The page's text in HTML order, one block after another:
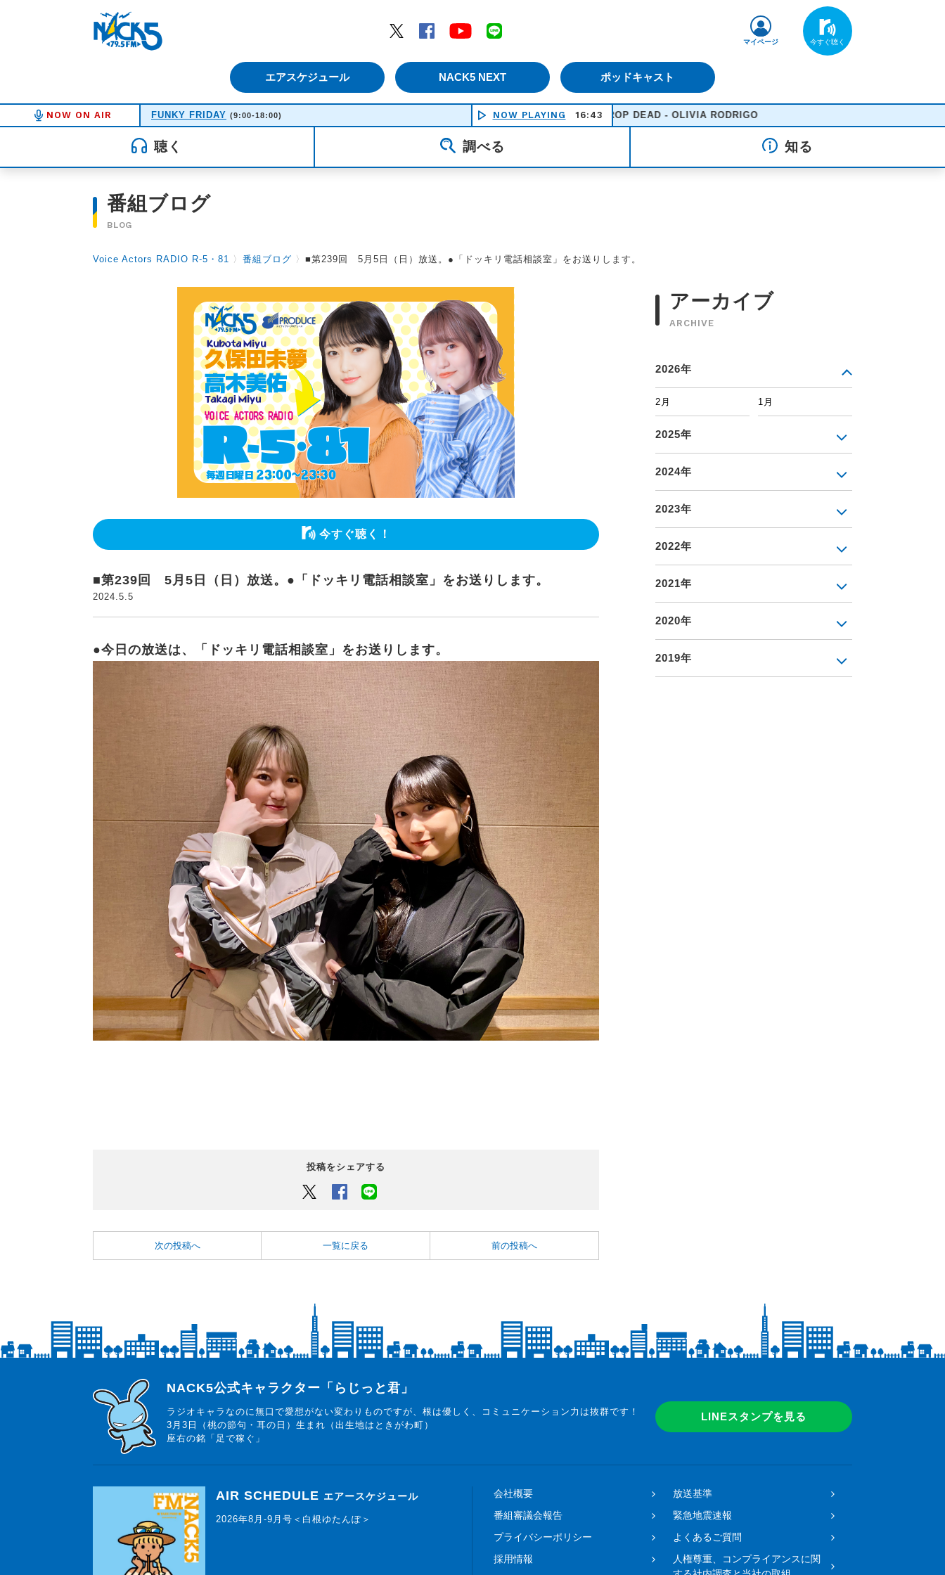
Twitter
Facebook YouTube
エアスケジュール NACK5 NEXT ポッドキャスト
マイページ
NOW ON AIR FUNKY FRIDAY (9:00-18:00) NOW PLAYING 16:43
DROP DEAD - OLIVIA RODRIGO
聴く 調べる 知る
番組ブログ
BLOG
Voice Actors RADIO R-5・81 〉 番組ブログ 〉 ■第239回 5月5日（日）放送。●「ドッキリ電話相談室」をお送りします。
今すぐ聴く！
■第239回 5月5日（日）放送。●「ドッキリ電話相談室」をお送りします。
2024.5.5
●今日の放送は、 「ドッキリ電話相談室」をお送りします。
投稿をシェアする
Twitter Facebook
次の投稿へ 一覧に戻る 前の投稿へ
アーカイブ
ARCHIVE
2026年
2月 1月
2025年
2024年
2023年
2022年
2021年
2020年
2019年
らじっと君
NACK5公式キャラクター「らじっと君」
ラジオキャラなのに無口で愛想がない変わりものですが、根は優しく、コミュニケーション力は抜群です！
3月3日（桃の節句・耳の日）生まれ（出生地はときがわ町）
座右の銘「足で稼ぐ」
LINEスタンプを見る
AIR SCHEDULE エアースケジュール
2026年8月-9月号＜白根ゆたんぽ＞
会社概要
放送基準
番組審議会報告
緊急地震速報
プライバシーポリシー
よくあるご質問
採用情報
人権尊重、コンプライアンスに関